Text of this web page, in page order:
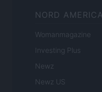
NORD AMERICA
Womanmagazine
Investing Plus
Newz
Newz US